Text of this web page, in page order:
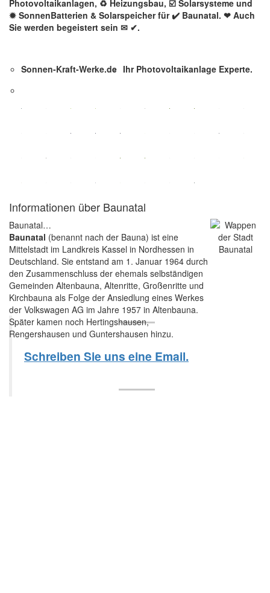
Photovoltaikanlagen, ♻ Heizungsbau, ☑️ Solarsysteme und
✹ SonnenBatterien & Solarspeicher für ✔️ Baunatal. ❤ Auch
Sie werden begeistert sein ✉ ✔.
Sonnen-Kraft-Werke.de Ihr Photovoltaikanlage Experte.
Informationen über Baunatal
Baunatal…
Baunatal (benannt nach der Bauna) ist eine
Mittelstadt im Landkreis Kassel in Nordhessen in
Deutschland. Sie entstand am 1. Januar 1964 durch
den Zusammenschluss der ehemals selbständigen
Gemeinden Altenbauna, Altenritte, Großenritte und
Kirchbauna als Folge der Ansiedlung eines Werkes
der Volkswagen AG im Jahre 1957 in Altenbauna.
Später kamen noch Hertingshausen,
Rengershausen und Guntershausen hinzu.
Schreiben Sie uns eine Email.